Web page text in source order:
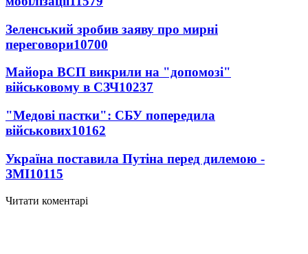
Зеленський зробив заяву про мирні
переговори10700
Майора ВСП викрили на "допомозі"
військовому в СЗЧ10237
"Медові пастки": СБУ попередила
військових10162
Україна поставила Путіна перед дилемою -
ЗМІ10115
Читати коментарі